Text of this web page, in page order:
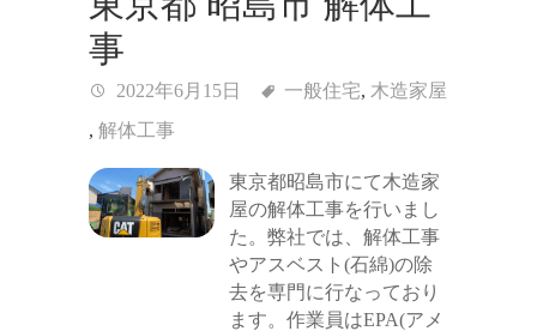
事
2022年6月15日 一般住宅, 木造家屋
, 解体工事
東京都昭島市にて木造家
屋の解体工事を行いまし
た。弊社では、解体工事
やアスベスト(石綿)の除
去を専門に行なっており
ます。作業員はEPA(アメ